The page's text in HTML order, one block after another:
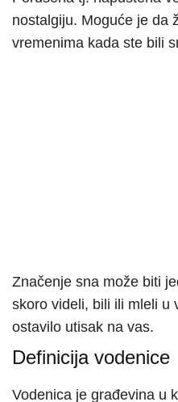
nostalgiju. Moguće je da
vremenima kada ste bili
Značenje sna može biti
skoro videli, bili ili mleli u
ostavilo utisak na vas.
Definicija vodenice
Vodenica je građevina u